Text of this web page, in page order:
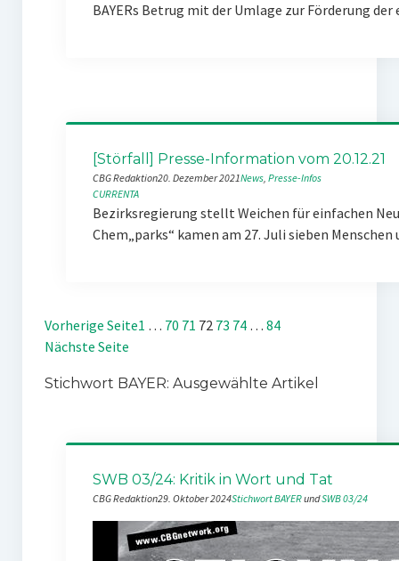
BAYERs Betrug mit der Umlage zur Förderung
[Störfall] Presse-Information vom 20.12.21
CBG Redaktion20. Dezember 2021News, Presse-Infos
CURRENTA
Bezirksregierung stellt Weichen für einfachen
Chem„parks“ kamen am 27. Juli sieben
Vorherige Seite1 … 70 71 72 73 74 … 84
Nächste Seite
Stichwort BAYER: Ausgewählte Artikel
SWB 03/24: Kritik in Wort und Tat
CBG Redaktion29. Oktober 2024Stichwort BAYER und SWB 03/24